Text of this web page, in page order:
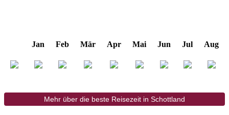
Jan Feb Mär Apr Mai Jun Jul Aug
Mehr über die beste Reisezeit in Schottland